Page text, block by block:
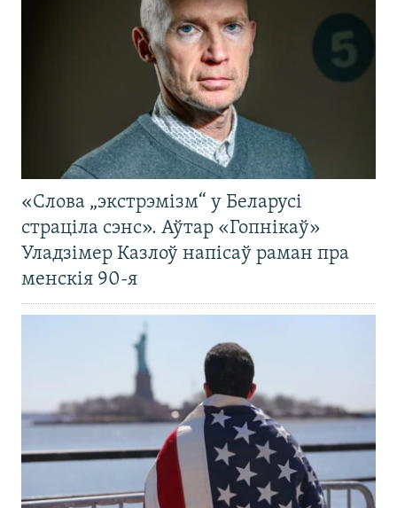
«Слова „экстрэмізм“ у Беларусі
страціла сэнс». Аўтар «Гопнікаў»
Уладзімер Казлоў напісаў раман пра
менскія 90-я